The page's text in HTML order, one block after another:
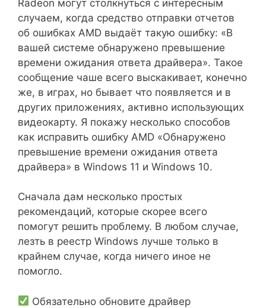
Radeon могут столкнуться с интересным
случаем, когда средство отправки отчетов
об ошибках AMD выдаёт такую ошибку: «В
вашей системе обнаружено превышение
времени ожидания ответа драйвера». Такое
сообщение чаше всего выскакивает, конечно
же, в играх, но бывает что появляется и в
других приложениях, активно использующих
видеокарту. Я покажу несколько способов
как исправить ошибку AMD «Обнаружено
превышение времени ожидания ответа
драйвера» в Windows 11 и Windows 10.
Сначала дам несколько простых
рекомендаций, которые скорее всего
помогут решить проблему. В любом случае,
лезть в реестр Windows лучше только в
крайнем случае, когда ничего иное не
помогло.
Обязательно обновите драйвер